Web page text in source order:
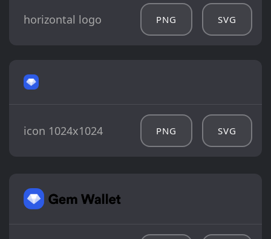
horizontal logo PNG SVG
icon 1024x1024 PNG SVG